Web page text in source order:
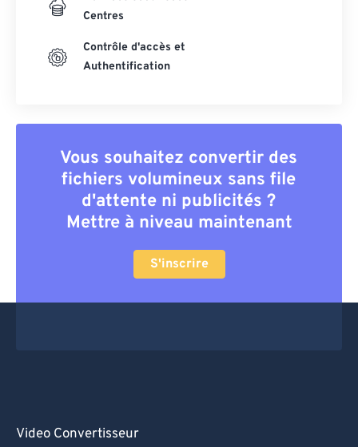
Centres
Contrôle d'accès et
Authentification
Vous souhaitez convertir des
fichiers volumineux sans file
d'attente ni publicités ?
Mettre à niveau maintenant
S'inscrire
Video Convertisseur